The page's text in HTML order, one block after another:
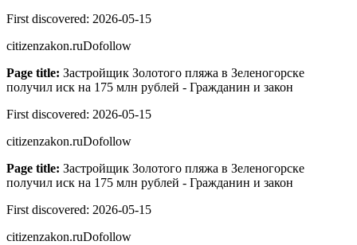
First discovered: 2026-05-15
citizenzakon.ruDofollow
Page title: Застройщик Золотого пляжа в Зеленогорске
получил иск на 175 млн рублей - Гражданин и закон
First discovered: 2026-05-15
citizenzakon.ruDofollow
Page title: Застройщик Золотого пляжа в Зеленогорске
получил иск на 175 млн рублей - Гражданин и закон
First discovered: 2026-05-15
citizenzakon.ruDofollow